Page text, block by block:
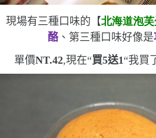
現場有三種口味的【北海道泡
酪、第三種口味好像是
單價NT.42,現在“買5送1 “我買